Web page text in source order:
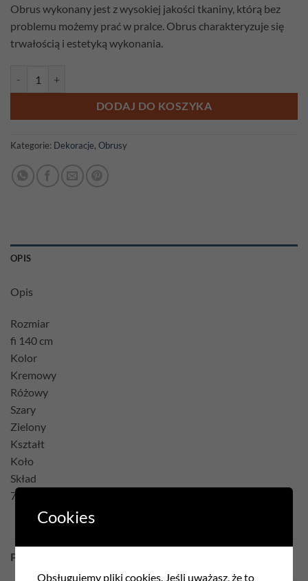
Obrus wykonany jest z wysokiej jakości tkaniny, którą bez
problemu możemy prać w pralce. Obrus charakteryzuje się
trwałością i estetyką wykonania.
DODAJ DO KOSZYKA
Kategorie: Dekoracje, Obrusy
OPIS
Opis
Rozmiar
fi 140 cm
Kolor
Kremowy
Różowy
Szary
Zielony
Kształt
Koło
Skład
75% Poliester 22% Bawełna 3% Akryl
PODOBNE PRODUKTY
Cookies
Obsługujemy pliki cookies. Jeśli uważasz, że to